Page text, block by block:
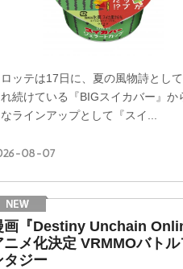
ッテは17日に、夏の風物詩とし
れ続けている『BIGスイカバー』か
ラインアップとして『スイ...
08-07
画『Destiny Unchain
ニメ化決定 VRMMOバトル
タジー